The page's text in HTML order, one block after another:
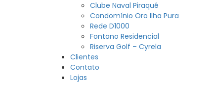
Clube Naval Piraquê
Condomínio Oro Ilha Pura
Rede D1000
Fontano Residencial
Riserva Golf – Cyrela
Clientes
Contato
Lojas